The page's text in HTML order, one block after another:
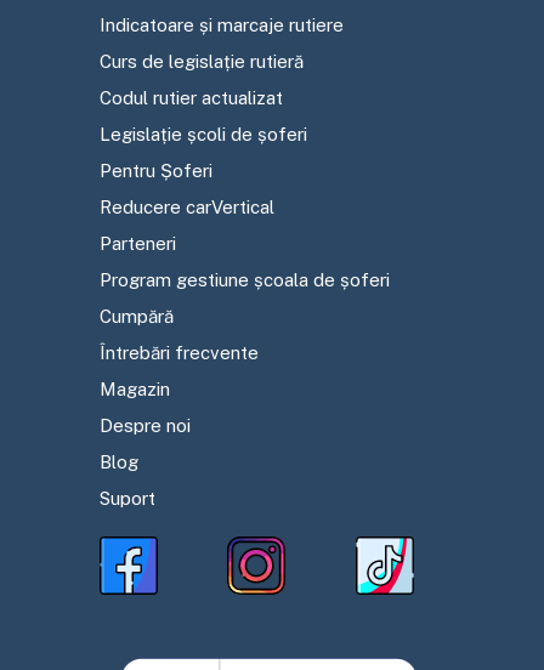
Indicatoare și marcaje rutiere
Curs de legislație rutieră
Codul rutier actualizat
Legislație școli de șoferi
Pentru Șoferi
Reducere carVertical
Parteneri
Program gestiune școala de șoferi
Cumpără
Întrebări frecvente
Magazin
Despre noi
Blog
Suport